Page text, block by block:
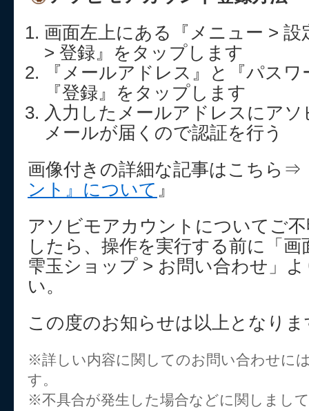
画面左上にある『メニュー >
> 登録』をタップします
『メールアドレス』と『パス
『登録』をタップします
入力したメールアドレスにア
メールが届くので認証を行う
画像付きの詳細な記事はこちら⇒
ント』について 』
アソビモアカウントについてご
したら、操作を実行する前に「画
雫玉ショップ > お問い合わせ」
い。
この度のお知らせは以上となりま
※詳しい内容に関してのお問い合わせに
す。
※不具合が発生した場合などに関しまし